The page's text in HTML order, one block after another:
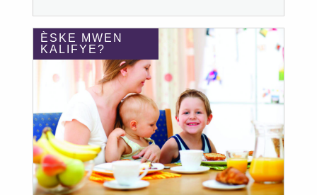
ÈSKE MWEN
KALIFYE?